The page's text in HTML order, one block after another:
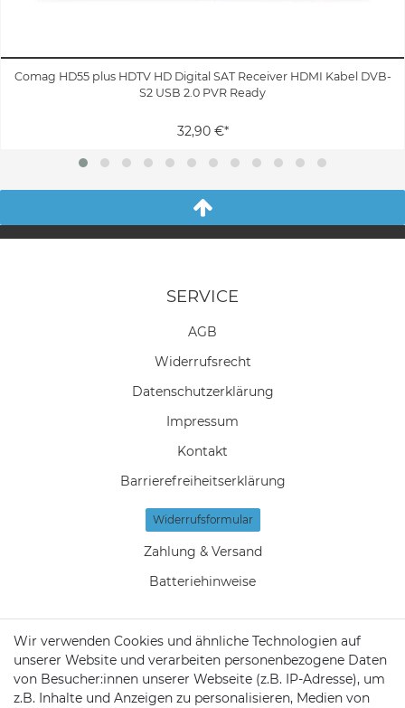
Comag HD55 plus HDTV HD Digital SAT Receiver HDMI Kabel DVB-
S2 USB 2.0 PVR Ready
32,90 €*
SERVICE
AGB
Widerrufs­recht
Daten­schutz­erklärung
Impressum
Kontakt
Barrierefreiheitserklärung
Widerrufs­formular
Zahlung & Versand
Batteriehinweise
KONTAKT
Wir verwenden Cookies und ähnliche Technologien auf
unserer Website und verarbeiten personenbezogene Daten
von Besucher:innen unserer Webseite (z.B. IP-Adresse), um
z.B. Inhalte und Anzeigen zu personalisieren, Medien von